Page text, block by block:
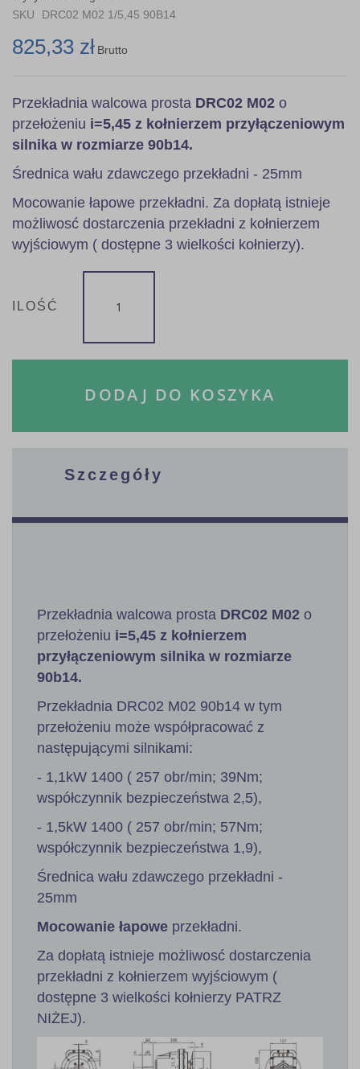
images
SKU
DRC02 M02 1/5,45 90B14
825,33 zł Brutto
Przekładnia walcowa prosta DRC02 M02 o
przełożeniu i=5,45 z kołnierzem przyłączeniowym
silnika w rozmiarze 90b14.
Średnica wału zdawczego przekładni - 25mm
Mocowanie łapowe przekładni. Za dopłatą istnieje
możliwosć dostarczenia przekładni z kołnierzem
wyjściowym ( dostępne 3 wielkości kołnierzy).
ILOŚĆ
DODAJ DO KOSZYKA
Szczegóły
Przekładnia walcowa prosta DRC02 M02 o
przełożeniu i=5,45 z kołnierzem
przyłączeniowym silnika w rozmiarze
90b14.
Przekładnia DRC02 M02 90b14 w tym
przełożeniu może współpracować z
następującymi silnikami:
- 1,1kW 1400 ( 257 obr/min; 39Nm;
współczynnik bezpieczeństwa 2,5),
- 1,5kW 1400 ( 257 obr/min; 57Nm;
współczynnik bezpieczeństwa 1,9),
Średnica wału zdawczego przekładni -
25mm
Mocowanie łapowe przekładni.
Za dopłatą istnieje możliwosć dostarczenia
przekładni z kołnierzem wyjściowym (
dostępne 3 wielkości kołnierzy PATRZ
NIŻEJ).